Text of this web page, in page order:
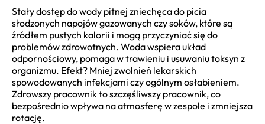
Stały dostęp do wody pitnej zniechęca do picia
słodzonych napojów gazowanych czy soków, które są
źródłem pustych kalorii i mogą przyczyniać się do
problemów zdrowotnych. Woda wspiera układ
odpornościowy, pomaga w trawieniu i usuwaniu toksyn z
organizmu. Efekt? Mniej zwolnień lekarskich
spowodowanych infekcjami czy ogólnym osłabieniem.
Zdrowszy pracownik to szczęśliwszy pracownik, co
bezpośrednio wpływa na atmosferę w zespole i zmniejsza
rotację.